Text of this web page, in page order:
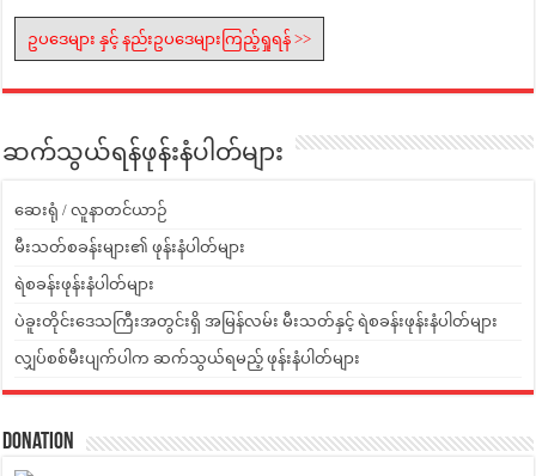
ဥပဒေများ နှင့် နည်းဥပဒေများကြည့်ရှုရန် >>
ဆက်သွယ်ရန်ဖုန်းနံပါတ်များ
ဆေးရုံ / လူနာတင်ယာဉ်
မီးသတ်စခန်းများ၏ ဖုန်းနံပါတ်များ
ရဲစခန်းဖုန်းနံပါတ်များ
ပဲခူးတိုင်းဒေသကြီးအတွင်းရှိ အမြန်လမ်း မီးသတ်နှင့် ရဲစခန်းဖုန်းနံပါတ်များ
လျှပ်စစ်မီးပျက်ပါက ဆက်သွယ်ရမည့် ဖုန်းနံပါတ်များ
Donation